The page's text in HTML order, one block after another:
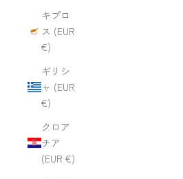
キプロ
ス (EUR
€)
ギリシ
ャ (EUR
€)
クロア
チア
(EUR €)